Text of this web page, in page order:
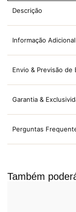
Descrição
Informação Adicional
Envio & Previsão de
Garantia &
Perguntas
Também